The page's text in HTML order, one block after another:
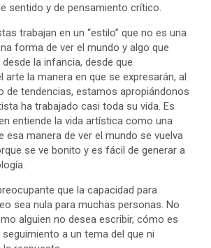
sentido y de pensamiento crítico.
trabajan en un “estilo” que no es una
forma de ver el mundo y algo que
la infancia, desde que
arte la manera en que se expresarán, al
de tendencias, estamos apropiándonos
ha trabajado casi toda su vida. Es
entiende la vida artística como una
esa manera de ver el mundo se vuelva
se ve bonito y es fácil de generar a
que la capacidad para
sea nula para muchas personas. No
alguien no desea escribir, cómo es
a un tema del que ni